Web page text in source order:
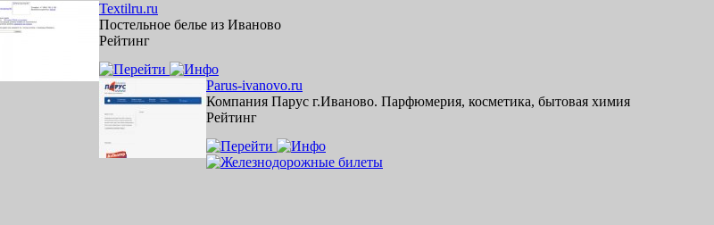
Textilru.ru
Постельное белье из Иваново
Рейтинг
Parus-ivanovo.ru
Компания Парус г.Иваново. Парфюмерия, косметика, бытовая химия
Рейтинг